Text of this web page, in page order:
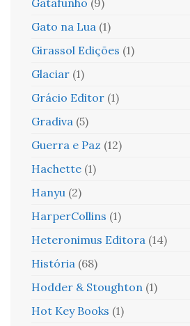
Gato na Lua (1)
Girassol Edições (1)
Glaciar (1)
Grácio Editor (1)
Gradiva (5)
Guerra e Paz (12)
Hachette (1)
Hanyu (2)
HarperCollins (1)
Heteronimus Editora (14)
História (68)
Hodder & Stoughton (1)
Hot Key Books (1)